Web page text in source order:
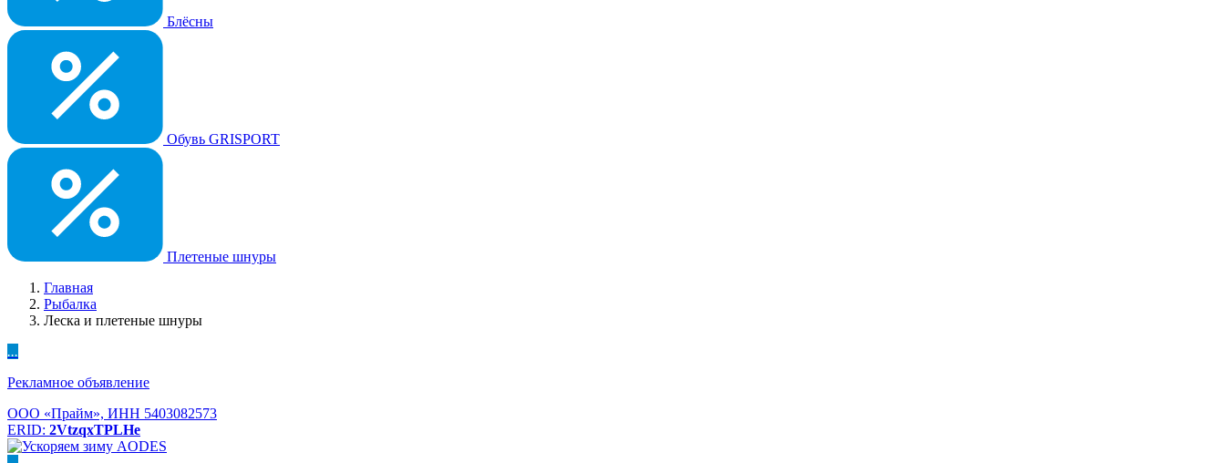
Блёсны
Обувь GRISPORT
Плетеные шнуры
Главная
Рыбалка
Леска и плетеные шнуры
...
Рекламное объявление
ООО «Прайм», ИНН 5403082573
ERID: 2VtzqxTPLHe